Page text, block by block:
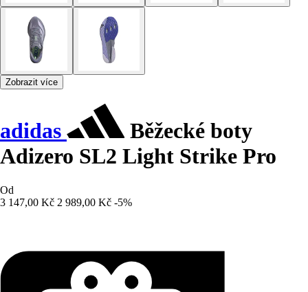
Zobrazit více
adidas
Běžecké boty
Adizero SL2 Light Strike Pro
Od
3 147,00 Kč 2 989,00 Kč -5%